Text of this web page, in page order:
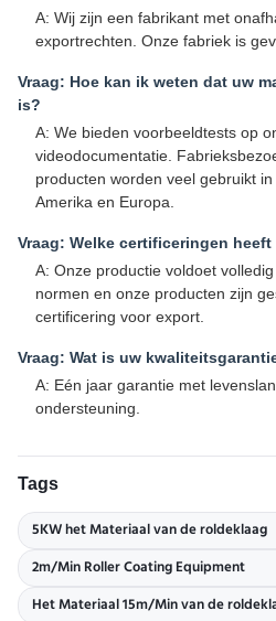
A: Wij zijn een fabrikant met
exportrechten. Onze fabriek is
Vraag: Hoe kan ik weten dat uw
is?
A: We bieden voorbeeldtests op
videodocumentatie.
producten worden veel gebruikt
Amerika en Europa.
Vraag: Welke certificeringen heeft
A: Onze productie voldoet
normen en onze producten zijn
certificering voor export.
Vraag: Wat is uw
A: Eén jaar garantie met
ondersteuning.
Tags
5KW het Materiaal van de roldeklaag
2m/Min Roller Coating Equipment
Het Materiaal 15m/Min van de